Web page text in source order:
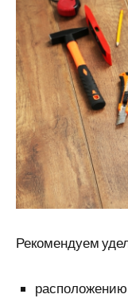
Рекомендуем